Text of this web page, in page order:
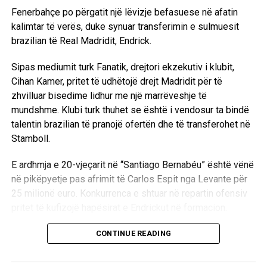
yllit egjiptian, Trabzonspori synon të rivalizojë
Galatasarayn dhe Fenerbahçen në garën për titullin e
kampionit në Turqi.
D.L
Fenerbahçe po përgatit një lëvizje befasuese në afatin
kalimtar të verës, duke synuar transferimin e sulmuesit
brazilian të Real Madridit, Endrick.
Sipas mediumit turk Fanatik, drejtori ekzekutiv i klubit,
Cihan Kamer, pritet të udhëtojë drejt Madridit për të
zhvilluar bisedime lidhur me një marrëveshje të
mundshme. Klubi turk thuhet se është i vendosur ta bindë
talentin brazilian të pranojë ofertën dhe të transferohet në
Stamboll.
E ardhmja e 20-vjeçarit në “Santiago Bernabéu” është vënë
në pikëpyetje pas afrimit të Carlos Espit nga Levante për
25 milionë euro. Konkurrenca e shtuar në repartin ofensiv
Ndërkohë, trajneri i Real Madridit, Jose Mourinho,
rëndësishme në repartin sulmues dhe nuk mund t’i
CONTINUE READING